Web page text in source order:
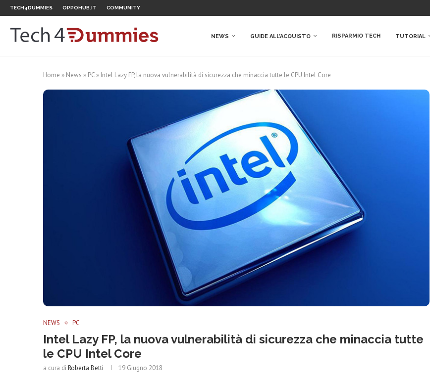
TECH4DUMMIES OPPOHUB.IT COMMUNITY
NEWS GUIDE ALL’ACQUISTO RISPARMIO TECH TUTORIAL
Home » News » PC » Intel Lazy FP, la nuova vulnerabilità di sicurezza che minaccia tutte le CPU Intel Core
NEWS PC
Intel Lazy FP, la nuova vulnerabilità di sicurezza che minaccia tutte
le CPU Intel Core
a cura di Roberta Betti 19 Giugno 2018